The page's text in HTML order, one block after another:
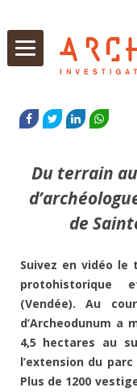
FACEBOOK
TWITTERLINKEDIN
Du terrain
de
Suivez en vidéo
protohistorique
(Vendée). Au
d’Archeodunum a
4,5 hectares au
l’extension du
Plus de 1200